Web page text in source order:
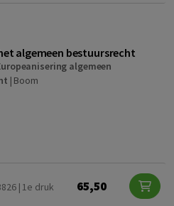
algemeen bestuursrecht
algemeen
| Boom
| 1e druk
65,50